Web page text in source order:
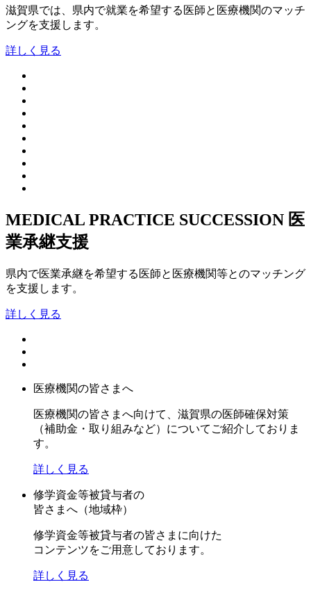
滋賀県では、県内で就業を希望する医師と医療機関のマッチ
ングを支援します。
詳しく見る
MEDICAL PRACTICE SUCCESSION 医
業承継支援
県内で医業承継を希望する医師と医療機関等とのマッチング
を支援します。
詳しく見る
医療機関の皆さまへ
医療機関の皆さまへ向けて、滋賀県の医師確保対策
（補助金・取り組みなど）についてご紹介しておりま
す。
詳しく見る
修学資金等被貸与者の
皆さまへ（地域枠）
修学資金等被貸与者の皆さまに向けた
コンテンツをご用意しております。
詳しく見る